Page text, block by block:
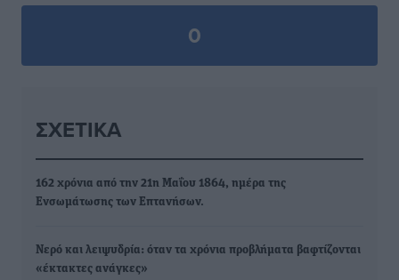
0
ΣΧΕΤΙΚΆ
162 χρόνια από την 21η Μαΐου 1864, ημέρα της
Ενσωμάτωσης των Επτανήσων.
Νερό και λειψυδρία: όταν τα χρόνια προβλήματα βαφτίζονται
«έκτακτες ανάγκες»